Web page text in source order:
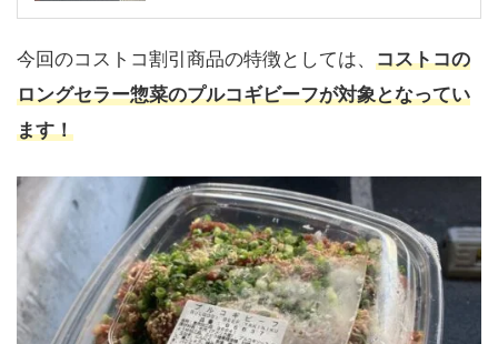
今回のコストコ割引商品の特徴としては、 コストコの
ロングセラー惣菜のプルコギビーフが対象となってい
ます！